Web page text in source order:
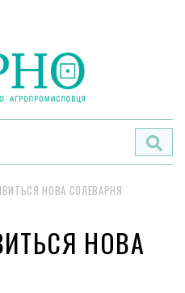
НОВА СОЛЕВАРНЯ
НОВА